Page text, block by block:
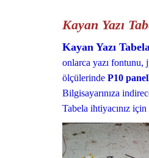
Kayan Yazı
Kayan Yazı Tabela
onlarca yazı fontunu,
ölçülerinde P10
Bilgisayarınıza
Tabela ihtiyacınız